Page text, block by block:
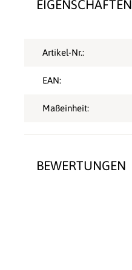
BEWERTUNGEN
EIGENSCHAFTEN
Artikel-Nr.:
EAN:
Maßeinheit: